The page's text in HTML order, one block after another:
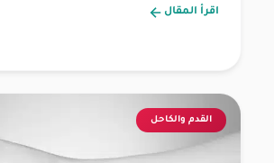
اقرأ المقال
القدم والكاحل